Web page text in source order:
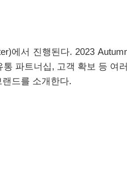
에서 진행된다. 2023
파트너십, 고객 확보 등 여
드를 소개한다.